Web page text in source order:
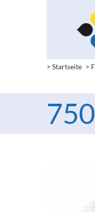
> Startseite >